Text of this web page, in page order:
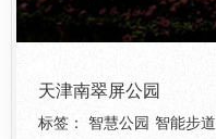
天津南翠屏公园
标签： 智慧公园 智能步道